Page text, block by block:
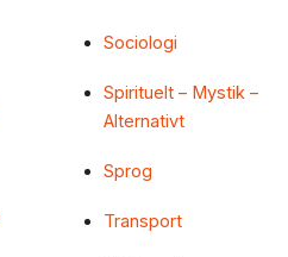
Sociologi
Spirituelt – Mystik –
Alternativt
Sprog
Transport